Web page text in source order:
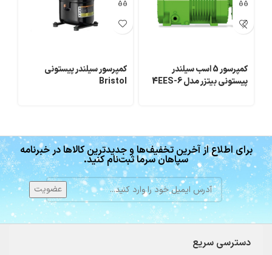
کمپرسور 5 اسب سیلندر
پیستونی بیتزر مدل 4EES-6
کمپرسور سیلندر پیستونی
Bristol
برای اطلاع از آخرین تخفیف‌ها و جدیدترین کالاها در خبرنامه
سپاهان سرما ثبت‌نام کنید.
دسترسی سریع